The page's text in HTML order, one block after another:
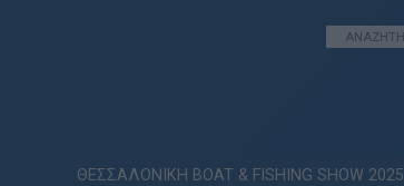
ΘΕΣΣΑΛΟΝΙΚΗ BOAT & FISHING SHOW 2025